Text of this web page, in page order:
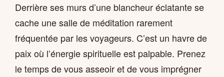
Derrière ses murs d’une blancheur éclatante se
cache une salle de méditation rarement
fréquentée par les voyageurs. C’est un havre de
paix où l’énergie spirituelle est palpable. Prenez
le temps de vous asseoir et de vous imprégner